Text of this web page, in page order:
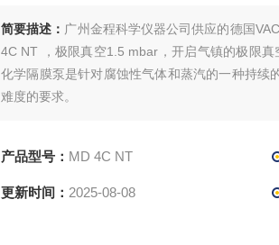
简要描述： 广州金程科学仪器公司供应的德国
4C NT ，极限真空1.5 mbar，开启气镇的极限
化学隔膜泵是针对腐蚀性气体和蒸汽的一种持续
难度的要求。
产品型号： MD 4C NT
更新时间： 2025-08-08